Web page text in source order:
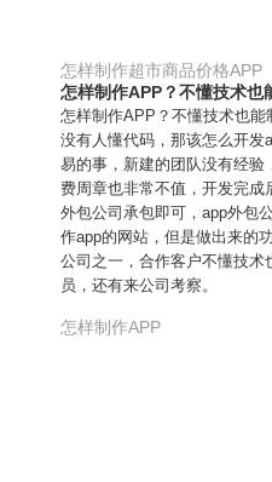
怎样制作超市商品价格APP
怎样制作APP？不懂技术也
怎样制作APP？不懂技术也能
没有人懂代码，那该怎么开发
易的事，新建的团队没有经
费周章也非常不值，开发完
外包公司承包即可，app外包
作app的网站，但是做出来的
公司之一，合作客户不懂技术
员，还有来公司考察。
怎样制作APP